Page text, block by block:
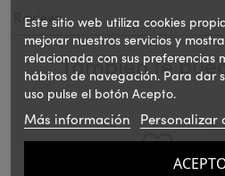
Reviews
También te
Este sitio web utiliza cookies
mejorar nuestros servicios y
relacionada con sus preferencias
hábitos de navegación. Para dar
uso pulse el botón Acepto.
Más información Personalizar